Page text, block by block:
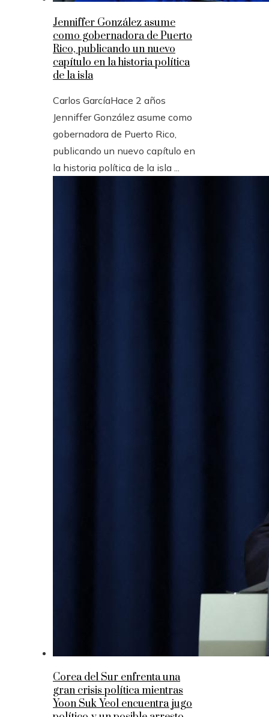
Jenniffer González asume
como gobernadora de Puerto
Rico, publicando un nuevo
capítulo en la historia política
de la isla
Carlos GarcíaHace 2 años
Jenniffer González asume como
gobernadora de Puerto Rico,
publicando un nuevo capítulo en
la historia política de la isla ...
Corea del Sur enfrenta una
gran crisis política mientras
Yoon Suk Yeol encuentra jugo